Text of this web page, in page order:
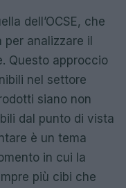
dell’OCSE, che
per analizzare il
Questo approccio
nel settore
siano non
dal punto di vista
è un tema
in cui la
più cibi che